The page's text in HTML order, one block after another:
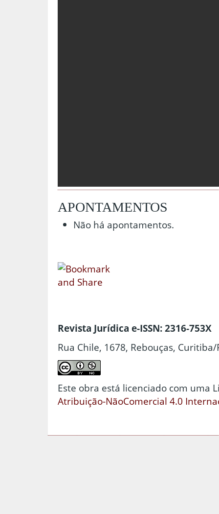
APONTAMENTOS
Não há apontamentos.
Revista Jurídica e-ISSN: 2316-753X
Rua Chile, 1678, Rebouças, Curitiba/
Este obra está licenciado com uma
Atribuição-NãoComercial 4.0